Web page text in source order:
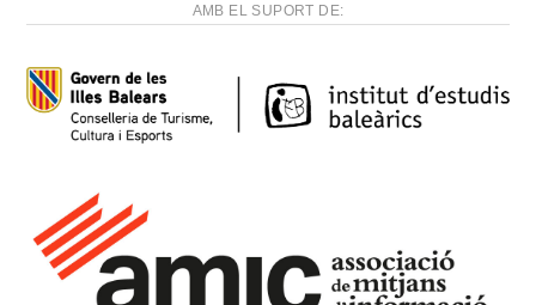
AMB EL SUPORT DE: